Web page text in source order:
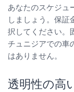
あなたのスケジュ
しましょう。保証
択してください。
チュニジアでの車
はありません。
透明性の高